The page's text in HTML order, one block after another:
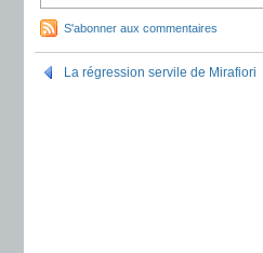
S'abonner aux commentaires
La régression servile de Mirafiori